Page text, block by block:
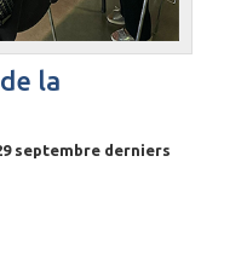
la
septembre derniers